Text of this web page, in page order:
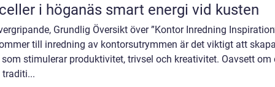
Solceller i höganäs smart energi vid kusten
Grundlig Översikt över ”Kontor Inredning
till inredning av kontorsutrymmen är det viktigt att
stimulerar produktivitet, trivsel och kreativitet. Oavsett om
traditi...